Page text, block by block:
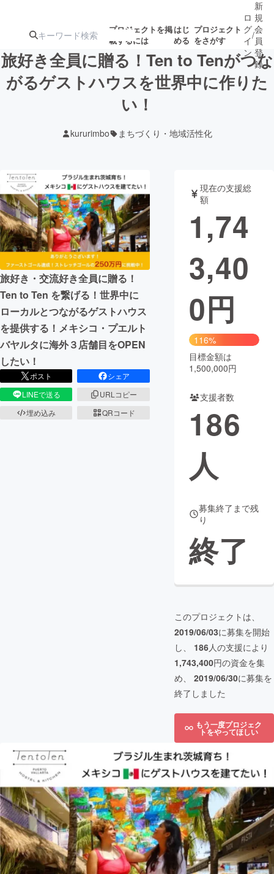
プロジェクトを掲
載するには
はじ
める
プロジェクト
をさがす
注目の新着プロ
テクノロジー・ガジェット
映像・映画 書籍・雑誌
ビジネス・起業 チャレンジ
まちづくり・地域活性化
CAMPFIRE for Social Good
CAMPFIRE Creation
CAMPFIREふるさと納税
コミュニティ
ロ
グ
イ
ン
/
新
規
会
員
登
録
旅好き全員に贈る！Ten to Tenがつな
がるゲストハウスを世界中に作りた
い！
kururimbo まちづくり・地域活性化
旅好き・交流好き全員に贈る！
Ten to Ten を繋げる！世界中に
ローカルとつながるゲストハウス
を提供する！メキシコ・プエルト
バヤルタに海外３店舗目をOPEN
したい！
ポスト
シェア
LINEで送る
URLコピー
埋め込み
QRコード
現在の支援総
額
1,74
3,40
0円
116%
目標金額は
1,500,000円
支援者数
186
人
募集終了まで残
り
終了
このプロジェクトは、
2019/06/03に募集を開始
し、 186人の支援により
1,743,400円の資金を集
め、 2019/06/30に募集を
終了しました
もう一度プロジェク
トをやってほしい